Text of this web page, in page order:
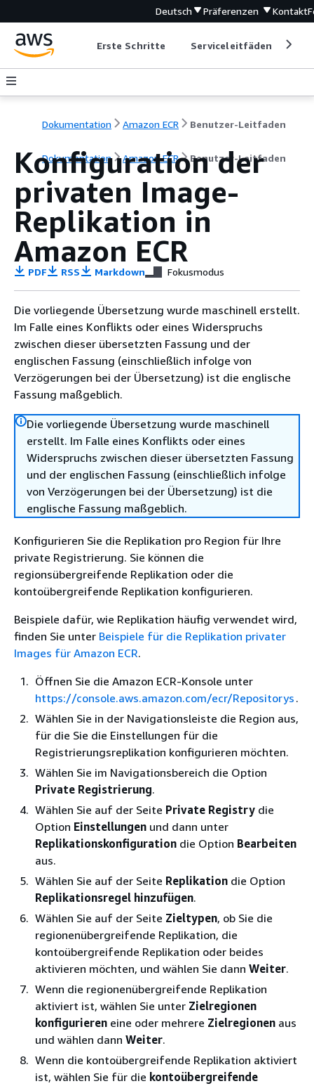
Deutsch Präferenzen Kontakt
Erste Schritte Serviceleitfäden
Dokumentation Amazon ECR Benutzer-Leitfaden
Dokumentation Amazon ECR Benutzer-Leitfaden
Konfiguration der
privaten Image-
Replikation in
Amazon ECR
PDF RSS Markdown Fokusmodus
Die vorliegende Übersetzung wurde maschinell erstellt.
Im Falle eines Konflikts oder eines Widerspruchs
zwischen dieser übersetzten Fassung und der
englischen Fassung (einschließlich infolge von
Verzögerungen bei der Übersetzung) ist die englische
Fassung maßgeblich.
Die vorliegende Übersetzung wurde maschinell
erstellt. Im Falle eines Konflikts oder eines
Widerspruchs zwischen dieser übersetzten Fassung
und der englischen Fassung (einschließlich infolge
von Verzögerungen bei der Übersetzung) ist die
englische Fassung maßgeblich.
Konfigurieren Sie die Replikation pro Region für Ihre
private Registrierung. Sie können die
regionsübergreifende Replikation oder die
kontoübergreifende Replikation konfigurieren.
Beispiele dafür, wie Replikation häufig verwendet wird,
finden Sie unter Beispiele für die Replikation privater
Images für Amazon ECR.
Öffnen Sie die Amazon ECR-Konsole unter
https://console.aws.amazon.com/ecr/Repositorys .
Wählen Sie in der Navigationsleiste die Region aus,
für die Sie die Einstellungen für die
Registrierungsreplikation konfigurieren möchten.
Wählen Sie im Navigationsbereich die Option
Private Registrierung.
Wählen Sie auf der Seite Private Registry die
Option Einstellungen und dann unter
Replikationskonfiguration die Option Bearbeiten
aus.
Wählen Sie auf der Seite Replikation die Option
Replikationsregel hinzufügen.
Wählen Sie auf der Seite Zieltypen, ob Sie die
regionenübergreifende Replikation, die
kontoübergreifende Replikation oder beides
aktivieren möchten, und wählen Sie dann Weiter.
Wenn die regionenübergreifende Replikation
aktiviert ist, wählen Sie unter Zielregionen
konfigurieren eine oder mehrere Zielregionen aus
und wählen dann Weiter.
Wenn die kontoübergreifende Replikation aktiviert
ist, wählen Sie für die kontoübergreifende